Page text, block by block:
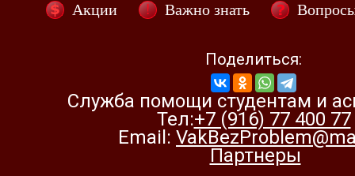
Акции Важно знать
Поделиться:
Служба помощи студентам и
Тел:+7 (916) 77 400 77
Email:
Партнеры